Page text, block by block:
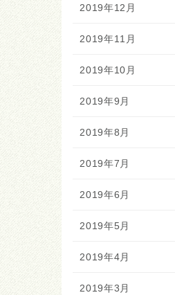
2019年12月
2019年11月
2019年10月
2019年9月
2019年8月
2019年7月
2019年6月
2019年5月
2019年4月
2019年3月